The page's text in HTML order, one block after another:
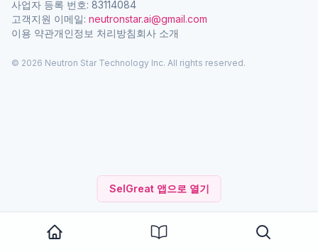
SelGreat 앱으로 열기
사업자 등록 번호: 83114084
고객지원 이메일: neutronstar.ai@gmail.com
이용 약관개인정보 처리방침회사 소개
© 2026 Neutron Star Technology Inc. All rights reserved.